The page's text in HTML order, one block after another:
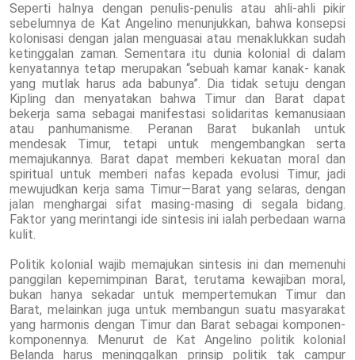
Seperti halnya dengan penulis-penulis atau ahli-ahli pikir
sebelumnya de Kat Angelino menunjukkan, bahwa konsepsi
kolonisasi dengan jalan menguasai atau menaklukkan sudah
ketinggalan zaman. Sementara itu dunia kolonial di dalam
kenyatannya tetap merupakan “sebuah kamar kanak- kanak
yang mutlak harus ada babunya”. Dia tidak setuju dengan
Kipling dan menyatakan bahwa Timur dan Barat dapat
bekerja sama sebagai manifestasi solidaritas kemanusiaan
atau panhumanisme. Peranan Barat bukanlah untuk
mendesak Timur, tetapi untuk mengembangkan serta
memajukannya. Barat dapat memberi kekuatan moral dan
spiritual untuk memberi nafas kepada evolusi Timur, jadi
mewujudkan kerja sama Timur—Barat yang selaras, dengan
jalan menghargai sifat masing-masing di segala bidang.
Faktor yang merintangi ide sintesis ini ialah perbedaan warna
kulit.
Politik kolonial wajib memajukan sintesis ini dan memenuhi
panggilan kepemimpinan Barat, terutama kewajiban moral,
bukan hanya sekadar untuk mempertemukan Timur dan
Barat, melainkan juga untuk membangun suatu masyarakat
yang harmonis dengan Timur dan Barat sebagai komponen-
komponennya. Menurut de Kat Angelino politik kolonial
Belanda harus meninggalkan prinsip politik tak campur